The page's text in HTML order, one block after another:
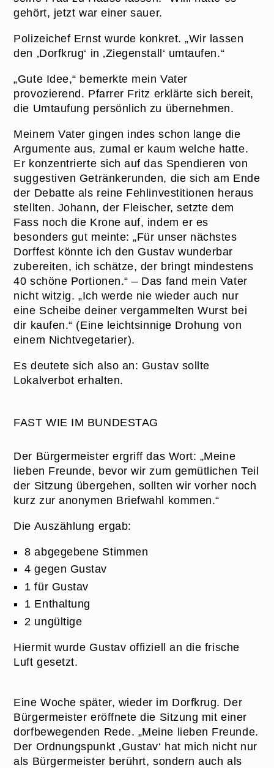
gehört, jetzt war einer sauer.
Polizeichef Ernst wurde konkret. „Wir lassen
den ‚Dorfkrug‘ in ‚Ziegenstall‘ umtaufen.“
„Gute Idee,“ bemerkte mein Vater
provozierend. Pfarrer Fritz erklärte sich bereit,
die Umtaufung persönlich zu übernehmen.
Meinem Vater gingen indes schon lange die
Argumente aus, zumal er kaum welche hatte.
Er konzentrierte sich auf das Spendieren von
suggestiven Getränkerunden, die sich am Ende
der Debatte als reine Fehlinvestitionen heraus
stellten. Johann, der Fleischer, setzte dem
Fass noch die Krone auf, indem er es
besonders gut meinte: „Für unser nächstes
Dorffest könnte ich den Gustav wunderbar
zubereiten, ich schätze, der bringt mindestens
40 schöne Portionen.“ – Das fand mein Vater
nicht witzig. „Ich werde nie wieder auch nur
eine Scheibe deiner vergammelten Wurst bei
dir kaufen.“ (Eine leichtsinnige Drohung von
einem Nichtvegetarier).
Es deutete sich also an: Gustav sollte
Lokalverbot erhalten.
FAST WIE IM BUNDESTAG
Der Bürgermeister ergriff das Wort: „Meine
lieben Freunde, bevor wir zum gemütlichen Teil
der Sitzung übergehen, sollten wir vorher noch
kurz zur anonymen Briefwahl kommen.“
Die Auszählung ergab:
8 abgegebene Stimmen
4 gegen Gustav
1 für Gustav
1 Enthaltung
2 ungültige
Hiermit wurde Gustav offiziell an die frische
Luft gesetzt.
Eine Woche später, wieder im Dorfkrug. Der
Bürgermeister eröffnete die Sitzung mit einer
dorfbewegenden Rede. „Meine lieben Freunde.
Der Ordnungspunkt ‚Gustav‘ hat mich nicht nur
als Bürgermeister berührt, sondern auch als